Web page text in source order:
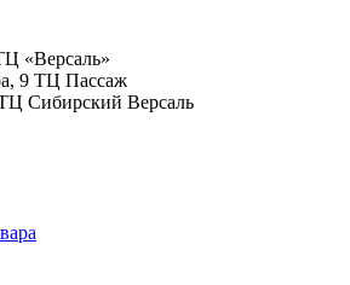
«Версаль»
9 ТЦ Пассаж
Сибирский Версаль